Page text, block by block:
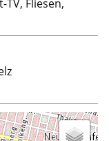
Fliesen,